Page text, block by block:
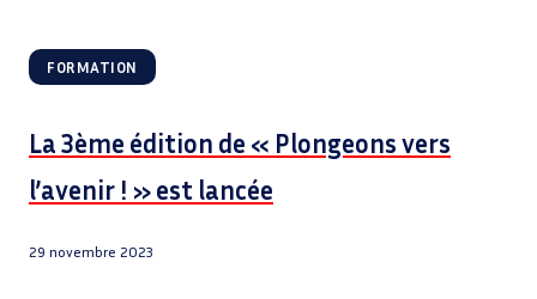
FORMATION
La 3ème édition de « Plongeons vers
l’avenir ! » est lancée
29 novembre 2023